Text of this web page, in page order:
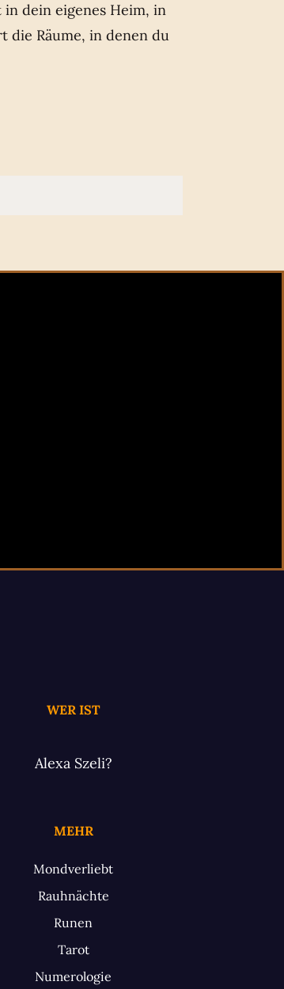
dein eigenes Heim, in
die Räume, in denen du
WER IST
Alexa Szeli?
MEHR
Mondverliebt
Rauhnächte
Runen
Tarot
Numerologie